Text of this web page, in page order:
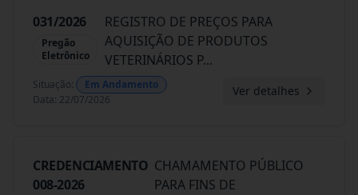
031/2026
Pregão
Eletrônico
REGISTRO DE PREÇOS PARA
AQUISIÇÃO DE PRODUTOS
VETERINÁRIOS P...
Situação:
Em Andamento
Data: 22/07/2026
Ver detalhes
CREDENCIAMENTO
008-2026
CHAMAMENTO PÚBLICO
PARA FINS DE